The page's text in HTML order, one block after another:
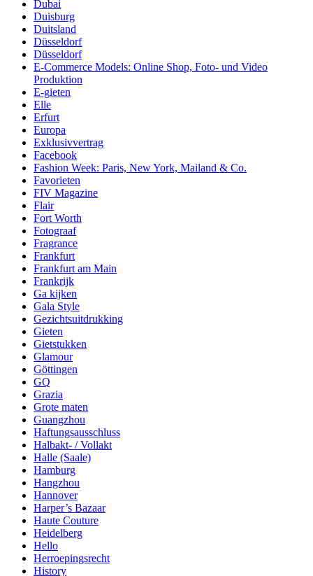
Dubai
Duisburg
Duitsland
Düsseldorf
Düsseldorf
E-Commerce Models: Online Shop, Foto- und Video
Produktion
E-gieten
Elle
Erfurt
Europa
Exklusivvertrag
Facebook
Fashion Week: Paris, New York, Mailand & Co.
Favorieten
FIV Magazine
Flair
Fort Worth
Fotograaf
Fragrance
Frankfurt
Frankfurt am Main
Frankrijk
Ga kijken
Gala Style
Gezichtsuitdrukking
Gieten
Gietstukken
Glamour
Göttingen
GQ
Grazia
Grote maten
Guangzhou
Haftungsausschluss
Halbakt- / Vollakt
Halle (Saale)
Hamburg
Hangzhou
Hannover
Harper’s Bazaar
Haute Couture
Heidelberg
Hello
Herroepingsrecht
History